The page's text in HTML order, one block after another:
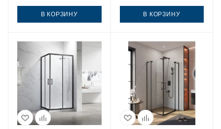
В КОРЗИНУ В КОРЗИНУ